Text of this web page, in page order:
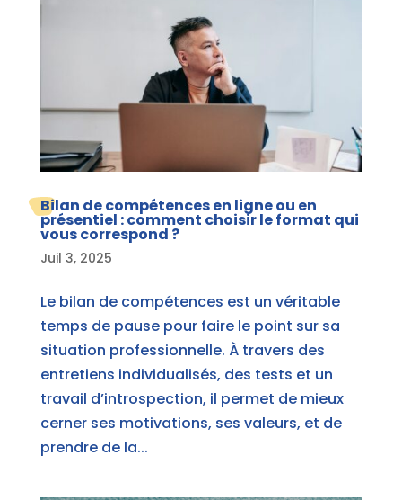
Bilan de compétences en ligne ou en
présentiel : comment choisir le format qui
vous correspond ?
Juil 3, 2025
Le bilan de compétences est un véritable
temps de pause pour faire le point sur sa
situation professionnelle. À travers des
entretiens individualisés, des tests et un
travail d’introspection, il permet de mieux
cerner ses motivations, ses valeurs, et de
prendre de la...